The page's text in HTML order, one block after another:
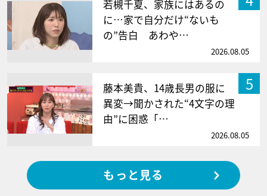
若槻千夏、家族にはあるの
に…家で自分だけ“ないも
の”告白 あわや…
2026.08.05
5
藤本美貴、14歳長男の服に
異変→聞かされた“4文字の理
由”に困惑「…
2026.08.05
もっと見る